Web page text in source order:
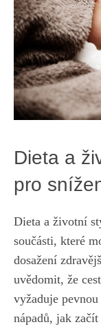
Dieta a
pro
Dieta a životní
součásti, které
dosažení
uvědomit, že
vyžaduje
nápadů, jak začít